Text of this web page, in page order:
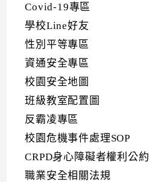
Covid-19專區
學校Line好友
性別平等專區
資通安全專區
校園安全地圖
班級教室配置圖
反霸凌專區
校園危機事件處理SOP
CRPD身心障礙者權利公約
職業安全相關法規